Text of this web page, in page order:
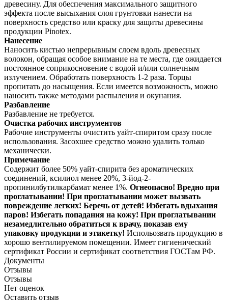
древесину. Для обеспечения максимального защитного
эффекта после высыхания слоя грунтовки нанести на
поверхность средство или краску для защиты древесины
продукции Pinotex.
Нанесение
Наносить кистью непрерывным слоем вдоль древесных
волокон, обращая особое внимание на те места, где ожидается
постоянное соприкосновение с водой и/или солнечным
излучением. Обработать поверхность 1-2 раза. Торцы
пропитать до насыщения. Если имеется возможность, можно
наносить также методами распыления и окунания.
Разбавление
Разбавление не требуется.
Очистка рабочих инструментов
Рабочие инструменты очистить уайт-спиритом сразу после
использования. Засохшее средство можно удалить только
механически.
Примечание
Содержит более 50% уайт-спирита без ароматических
соединений, ксилиол менее 20%, 3-йод-2-
пропинилбутилкарбамат менее 1%. Огнеопасно! Вредно при
проглатывании! При проглатывании может вызвать
повреждение легких! Беречь от детей! Избегать вдыхания
паров! Избегать попадания на кожу! При проглатывании
незамедлительно обратиться к врачу, показав ему
упаковку продукции и этикетку! Испольозвать продукцию в
хорошо вентилируемом помещении. Имеет гигиенический
сертификат России и сертификат соответствия ГОСТам РФ.
Документы
Отзывы
Отзывы
Нет оценок
Оставить отзыв